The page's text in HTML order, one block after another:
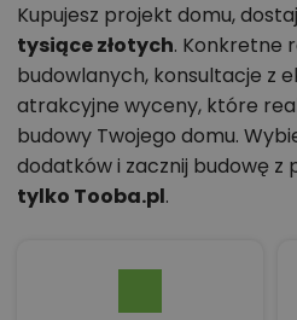
Kupujesz projekt domu,
tysiące złotych. Konkretne
budowlanych, konsultacje z
atrakcyjne wyceny, które
budowy Twojego domu.
dodatków i zacznij budowę z
tylko Tooba.pl.